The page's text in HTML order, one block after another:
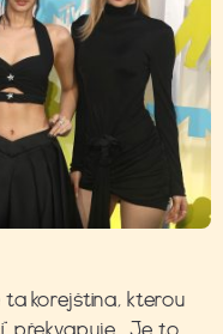
korejština, kterou
překvapuje. „Je to